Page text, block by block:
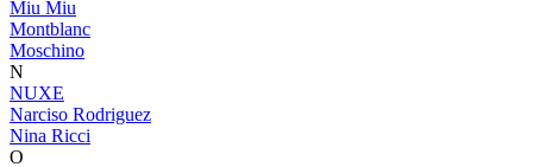
Miu Miu
Montblanc
Moschino
N
NUXE
Narciso Rodriguez
Nina Ricci
O